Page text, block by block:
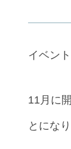
イベン
11月に
とにな